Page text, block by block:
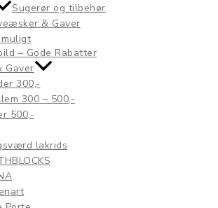
Sugerør og tilbehør
& Gaver
– Gode Rabatter
Gaver
300,-
300 – 500,-
500,-
lakrids